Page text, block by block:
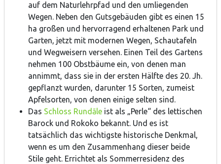
auf dem Naturlehrpfad und den umliegenden
Wegen. Neben den Gutsgebäuden gibt es einen 15
ha großen und hervorragend erhaltenen Park und
Garten, jetzt mit modernen Wegen, Schautafeln
und Wegweisern versehen. Einen Teil des Gartens
nehmen 100 Obstbäume ein, von denen man
annimmt, dass sie in der ersten Hälfte des 20. Jh.
gepflanzt wurden, darunter 15 Sorten, zumeist
Apfelsorten, von denen einige selten sind.
Das Schloss Rundāle ist als „Perle“ des lettischen
Barock und Rokoko bekannt. Und es ist
tatsächlich das wichtigste historische Denkmal,
wenn es um den Zusammenhang dieser beide
Stile geht. Errichtet als Sommerresidenz des